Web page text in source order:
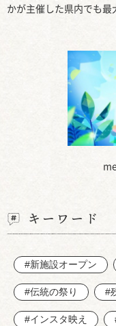
かが主催した県内でも最
キーワード
#新施設オープン
#伝統の祭り #
#インスタ映え